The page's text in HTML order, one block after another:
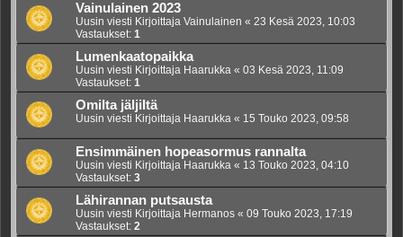
Vainulainen 2023
Uusin viesti Kirjoittaja Vainulainen « 23 Kesä 2023, 10:03
Vastaukset: 1
Lumenkaatopaikka
Uusin viesti Kirjoittaja Haarukka « 03 Kesä 2023, 11:09
Vastaukset: 1
Omilta jäljiltä
Uusin viesti Kirjoittaja Haarukka « 15 Touko 2023, 09:58
Ensimmäinen hopeasormus rannalta
Uusin viesti Kirjoittaja Haarukka « 13 Touko 2023, 04:10
Vastaukset: 3
Lähirannan putsausta
Uusin viesti Kirjoittaja Hermanos « 09 Touko 2023, 17:19
Vastaukset: 2